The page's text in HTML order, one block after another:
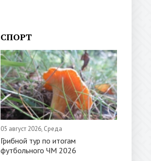
СПОРТ
05 август 2026, Среда
Грибной тур по итогам
футбольного ЧМ 2026